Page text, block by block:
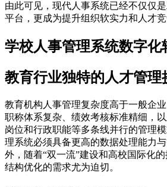
由此可见，现代人事系统已经不仅仅
平台，更成为提升组织软实力和人才竞
学校人事管理系统数字化
教育行业独特的人才管理
教育机构人事管理复杂度高于一般企业
职称体系复杂、绩效考核标准精细，
岗位和行政职能等多条线并行的管理
理系统必须具备更高的数据处理能力
外，随着“双一流”建设和高校国际化
结构优化的需求尤为迫切。